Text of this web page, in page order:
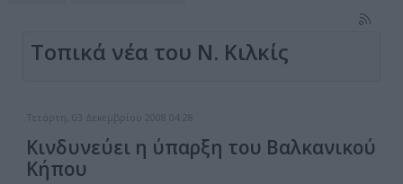
Τοπικά νέα του Ν. Κιλκίς
Τετάρτη, 03 Δεκεμβρίου 2008 04:28
Κινδυνεύει η ύπαρξη του Βαλκανικού
Κήπου